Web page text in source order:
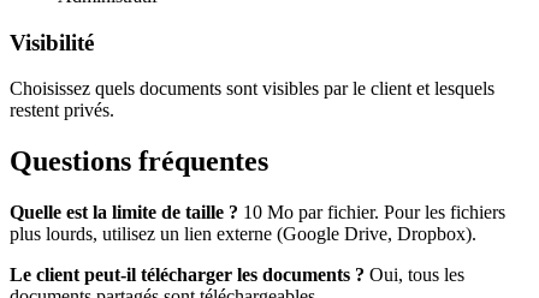
Visibilité
Choisissez quels documents sont visibles par le client et lesquels
restent privés.
Questions fréquentes
Quelle est la limite de taille ? 10 Mo par fichier. Pour les fichiers
plus lourds, utilisez un lien externe (Google Drive, Dropbox).
Le client peut-il télécharger les documents ? Oui, tous les